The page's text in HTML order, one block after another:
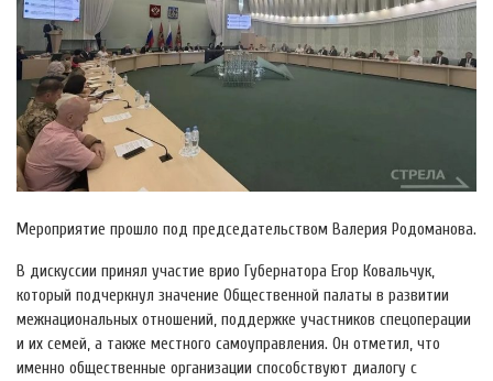
Мероприятие прошло под председательством Валерия Родоманова.
В дискуссии принял участие врио Губернатора Егор Ковальчук,
который подчеркнул значение Общественной палаты в развитии
межнациональных отношений, поддержке участников спецоперации
и их семей, а также местного самоуправления. Он отметил, что
именно общественные организации способствуют диалогу с